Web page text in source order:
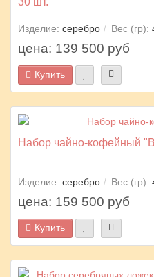
Изделие: серебро Вес (гр):
цена: 139 500 руб
Купить
Набор чайно-кофейный
Изделие: серебро Вес (гр):
цена: 159 500 руб
Купить